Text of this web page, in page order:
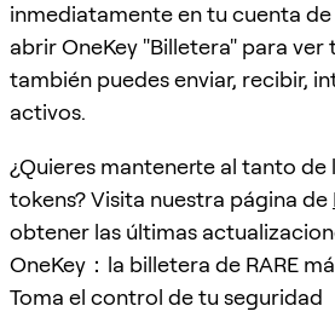
inmediatamente en tu cuenta de
abrir OneKey "Billetera" para ver
también puedes enviar, recibir,
activos.
¿Quieres mantenerte al tanto de
tokens? Visita nuestra página de
obtener las últimas
OneKey：la billetera de RARE
Toma el control de tu seguridad